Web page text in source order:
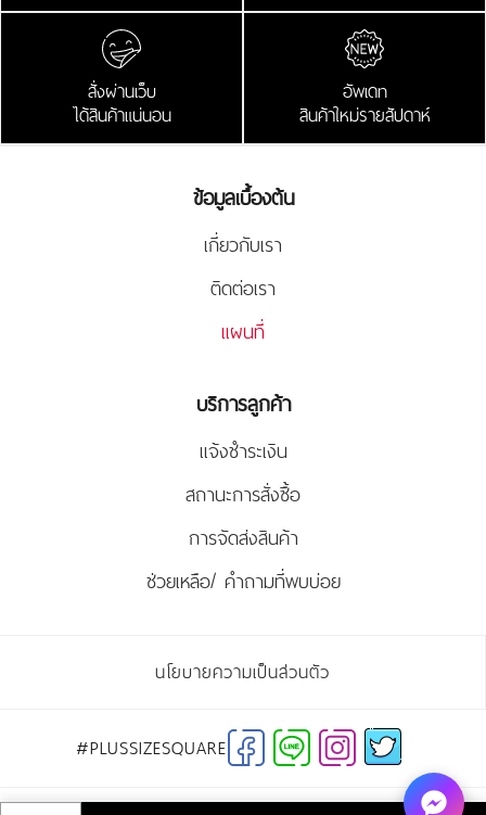
สั่งผ่านเว็บ
ได้สินค้าแน่นอน
อัพเดท
สินค้าใหม่รายสัปดาห์
ข้อมูลเบื้องต้น
เกี่ยวกับเรา
ติดต่อเรา
แผนที่
บริการลูกค้า
แจ้งชำระเงิน
สถานะการสั่งซื้อ
การจัดส่งสินค้า
ช่วยเหลือ/ คำถามที่พบบ่อย
นโยบายความเป็นส่วนตัว
#PLUSSIZESQUARE